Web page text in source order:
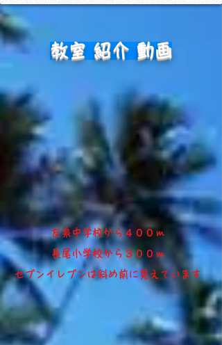
教室 紹介 動画
​友泉中学校から４００ｍ​
長尾小学校から３００ｍ
​セブンイレブンは斜め前に見えています